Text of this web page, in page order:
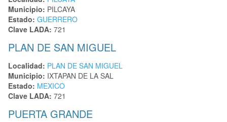
Municipio: PILCAYA
Estado: GUERRERO
Clave LADA: 721
PLAN DE SAN MIGUEL
Localidad: PLAN DE SAN MIGUEL
Municipio: IXTAPAN DE LA SAL
Estado: MEXICO
Clave LADA: 721
PUERTA GRANDE